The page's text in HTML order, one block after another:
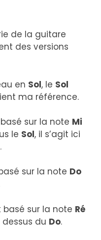
de la guitare
des versions
en Sol, le Sol
ma référence.
sur la note Mi
le Sol, il s’agit ici
.
sur la note Do
sur la note Ré
du Do.